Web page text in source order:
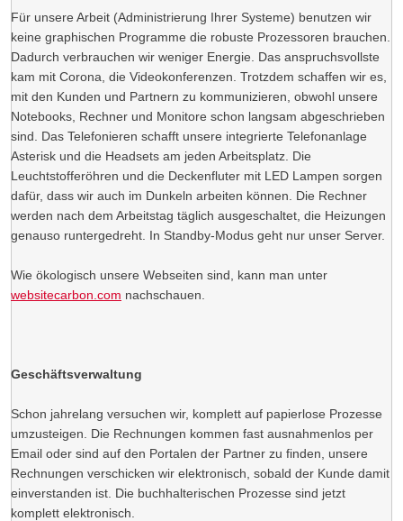
Für unsere Arbeit (Administrierung Ihrer Systeme) benutzen wir
keine graphischen Programme die robuste Prozessoren brauchen.
Dadurch verbrauchen wir weniger Energie. Das anspruchsvollste
kam mit Corona, die Videokonferenzen. Trotzdem schaffen wir es,
mit den Kunden und Partnern zu kommunizieren, obwohl unsere
Notebooks, Rechner und Monitore schon langsam abgeschrieben
sind. Das Telefonieren schafft unsere integrierte Telefonanlage
Asterisk und die Headsets am jeden Arbeitsplatz. Die
Leuchtstofferöhren und die Deckenfluter mit LED Lampen sorgen
dafür, dass wir auch im Dunkeln arbeiten können. Die Rechner
werden nach dem Arbeitstag täglich ausgeschaltet, die Heizungen
genauso runtergedreht. In Standby-Modus geht nur unser Server.
Wie ökologisch unsere Webseiten sind, kann man unter
websitecarbon.com nachschauen.
Geschäftsverwaltung
Schon jahrelang versuchen wir, komplett auf papierlose Prozesse
umzusteigen. Die Rechnungen kommen fast ausnahmenlos per
Email oder sind auf den Portalen der Partner zu finden, unsere
Rechnungen verschicken wir elektronisch, sobald der Kunde damit
einverstanden ist. Die buchhalterischen Prozesse sind jetzt
komplett elektronisch.